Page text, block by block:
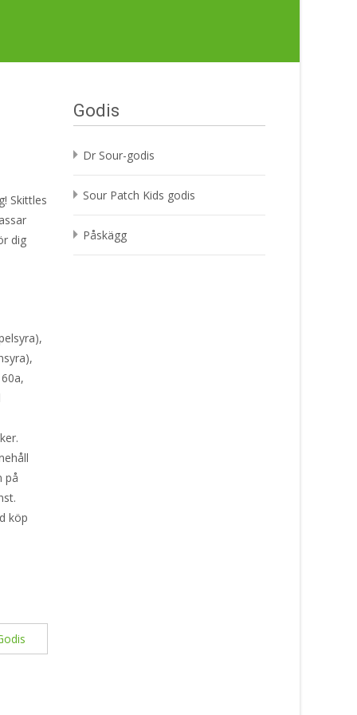
Skittles
dig
på
köp
Godis
Dr Sour-godis
Sour Patch Kids godis
Påskägg